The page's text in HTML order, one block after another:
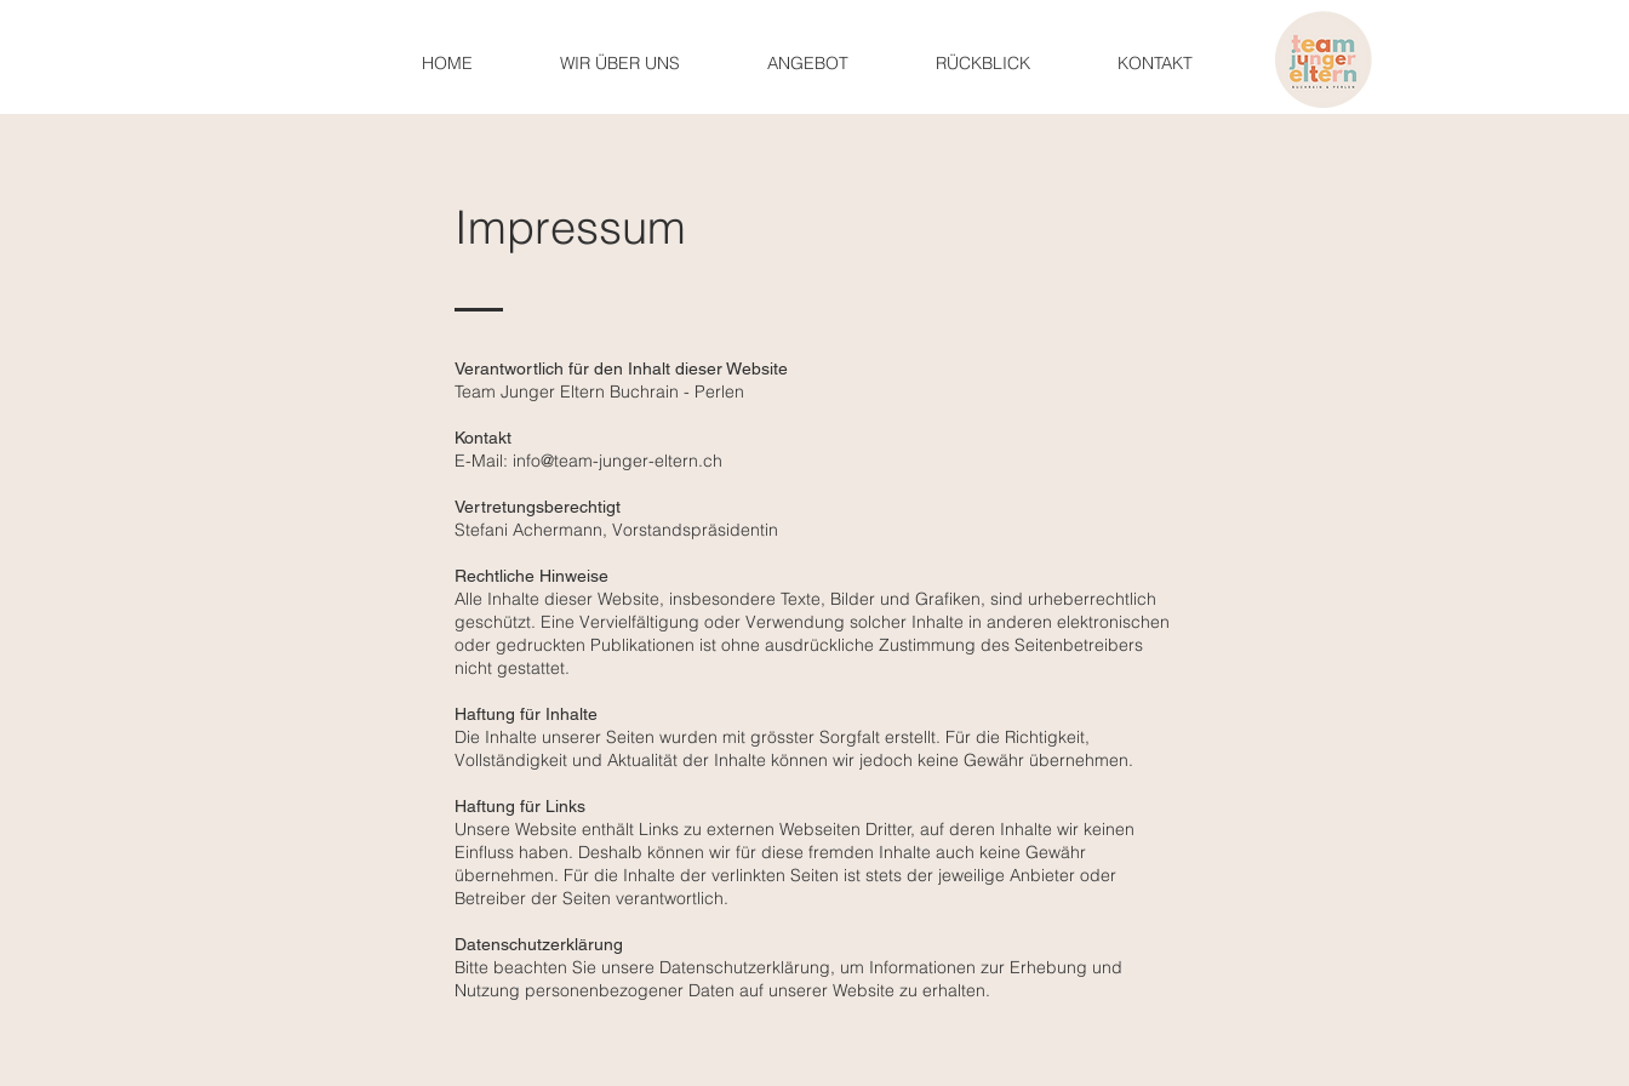
HOME WIR ÜBER UNS ANGEBOT RÜCKBLICK KONTAKT
Impressum
Verantwortlich für den Inhalt dieser Website
Team Junger Eltern Buchrain - Perlen
Kontakt
E-Mail: info@team-junger-eltern.ch
Vertretungsberechtigt
Stefani Achermann, Vorstandspräsidentin
Rechtliche Hinweise
Alle Inhalte dieser Website, insbesondere Texte, Bilder und Grafiken, sind urheberrechtlich
geschützt. Eine Vervielfältigung oder Verwendung solcher Inhalte in anderen elektronischen
oder gedruckten Publikationen ist ohne ausdrückliche Zustimmung des Seitenbetreibers
nicht gestattet.
Haftung für Inhalte
Die Inhalte unserer Seiten wurden mit grösster Sorgfalt erstellt. Für die Richtigkeit,
Vollständigkeit und Aktualität der Inhalte können wir jedoch keine Gewähr übernehmen.
Haftung für Links
Unsere Website enthält Links zu externen Webseiten Dritter, auf deren Inhalte wir keinen
Einfluss haben. Deshalb können wir für diese fremden Inhalte auch keine Gewähr
übernehmen. Für die Inhalte der verlinkten Seiten ist stets der jeweilige Anbieter oder
Betreiber der Seiten verantwortlich.
Datenschutzerklärung
Bitte beachten Sie unsere Datenschutzerklärung, um Informationen zur Erhebung und
Nutzung personenbezogener Daten auf unserer Website zu erhalten.